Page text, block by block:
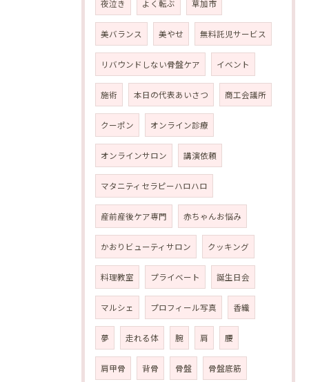
夜泣き よく転ぶ 草加市
美バランス 美やせ 無料託児サービス
リバウンドしない骨盤ケア イベント
施術 本日の代表あいさつ 商工会議所
クーポン オンライン診療
オンラインサロン 講演依頼
マタニティセラピーハロハロ
産前産後ケア専門 赤ちゃんお悩み
かおりビューティサロン クッキング
料理教室 プライベート 誕生日会
マルシェ プロフィール写真 香織
夢 走れる体 腕 肩 腰
肩甲骨 背骨 骨盤 骨盤底筋